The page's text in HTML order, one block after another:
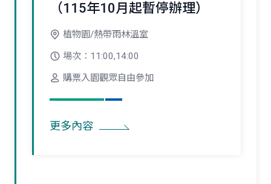
（115年10月起暫停辦理）
植物園/熱帶雨林溫室
場次：11:00,14:00
購票入園觀眾自由參加
更多內容